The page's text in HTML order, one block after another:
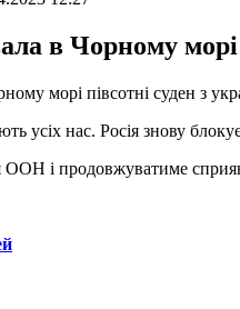
в Чорному морі
морі півсотні суден з
усіх нас. Росія знову
і продовжуватиме